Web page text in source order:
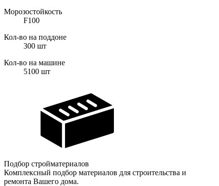
Морозостойкость
F100
Кол-во на поддоне
300 шт
Кол-во на машине
5100 шт
Подбор стройматериалов
Комплексный подбор материалов для строительства и
ремонта Вашего дома.